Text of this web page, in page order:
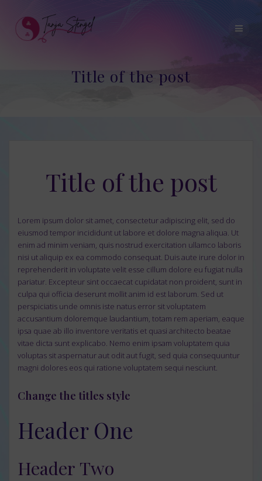
Title of the post
Title of the post
Lorem ipsum dolor sit amet, consectetur adipiscing elit, sed do
eiusmod tempor incididunt ut labore et dolore magna aliqua. Ut
enim ad minim veniam, quis nostrud exercitation ullamco laboris
nisi ut aliquip ex ea commodo consequat. Duis aute irure dolor in
reprehenderit in voluptate velit esse cillum dolore eu fugiat nulla
pariatur. Excepteur sint occaecat cupidatat non proident, sunt in
culpa qui officia deserunt mollit anim id est laborum. Sed ut
perspiciatis unde omnis iste natus error sit voluptatem
accusantium doloremque laudantium, totam rem aperiam, eaque
ipsa quae ab illo inventore veritatis et quasi architecto beatae
vitae dicta sunt explicabo. Nemo enim ipsam voluptatem quia
voluptas sit aspernatur aut odit aut fugit, sed quia consequuntur
magni dolores eos qui ratione voluptatem sequi nesciunt.
Change the titles style
Header One
Header Two